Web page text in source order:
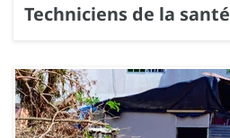
Techniciens de la santé